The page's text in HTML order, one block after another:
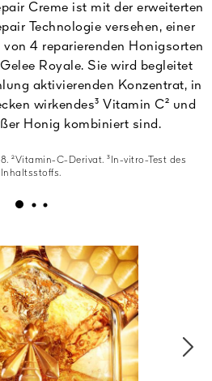
Creme ist mit der erweiterten
Technologie versehen, einer
4 reparierenden Honigsorten
Royale. Sie wird begleitet
aktivierenden Konzentrat, in
wirkendes³ Vitamin C² und
Honig kombiniert sind.
²Vitamin-C-Derivat. ³In-vitro-Test des
Inhaltsstoffs.